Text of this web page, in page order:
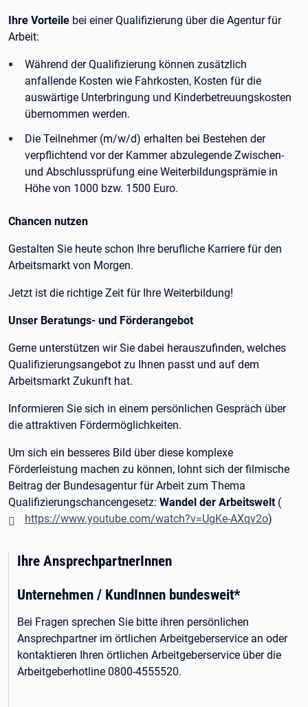
Ihre Vorteile bei einer Qualifizierung über die Agentur für
Arbeit:
Während der Qualifizierung können zusätzlich
anfallende Kosten wie Fahrkosten, Kosten für die
auswärtige Unterbringung und Kinderbetreuungskosten
übernommen werden.
Die Teilnehmer (m/w/d) erhalten bei Bestehen der
verpflichtend vor der Kammer abzulegende Zwischen-
und Abschlussprüfung eine Weiterbildungsprämie in
Höhe von 1000 bzw. 1500 Euro.
Chancen nutzen
Gestalten Sie heute schon Ihre berufliche Karriere für den
Arbeitsmarkt von Morgen.
Jetzt ist die richtige Zeit für Ihre Weiterbildung!
Unser Beratungs- und Förderangebot
Gerne unterstützen wir Sie dabei herauszufinden, welches
Qualifizierungsangebot zu Ihnen passt und auf dem
Arbeitsmarkt Zukunft hat.
Informieren Sie sich in einem persönlichen Gespräch über
die attraktiven Fördermöglichkeiten.
Um sich ein besseres Bild über diese komplexe
Förderleistung machen zu können, lohnt sich der filmische
Beitrag der Bundesagentur für Arbeit zum Thema
Qualifizierungschancengesetz: Wandel der Arbeitswelt(
https://www.youtube.com/watch?v=UgKe-AXqv2o)
Ihre AnsprechpartnerInnen
Unternehmen / KundInnen bundesweit*
Bei Fragen sprechen Sie bitte ihren persönlichen
Ansprechpartner im örtlichen Arbeitgeberservice an oder
kontaktieren Ihren örtlichen Arbeitgeberservice über die
Arbeitgeberhotline 0800-4555520.